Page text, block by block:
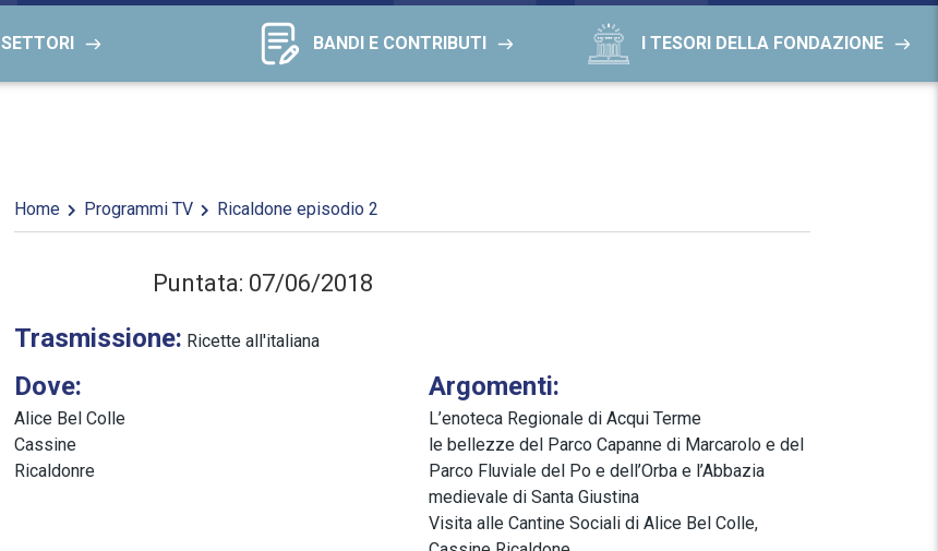
SETTORI BANDI E CONTRIBUTI I TESORI DELLA FONDAZIONE
Home Programmi TV Ricaldone episodio 2
Puntata: 07/06/2018
Trasmissione: Ricette all'italiana
Dove:
Alice Bel Colle
Cassine
Ricaldonre
Argomenti:
L’enoteca Regionale di Acqui Terme
le bellezze del Parco Capanne di Marcarolo e del
Parco Fluviale del Po e dell’Orba e l’Abbazia
medievale di Santa Giustina
Visita alle Cantine Sociali di Alice Bel Colle,